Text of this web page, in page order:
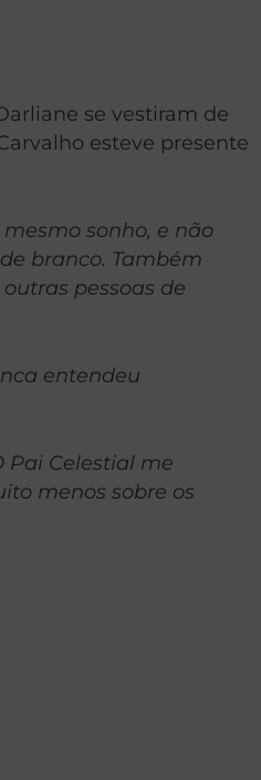
se vestiram de
esteve presente
sonho, e não
branco. Também
pessoas de
entendeu
Pai Celestial me
menos sobre os